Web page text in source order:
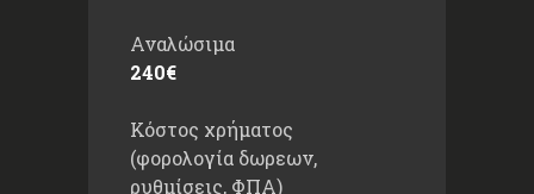
Αναλώσιμα
240€
Κόστος χρήματος
(φορολογία δωρεων,
ρυθμίσεις, ΦΠΑ)